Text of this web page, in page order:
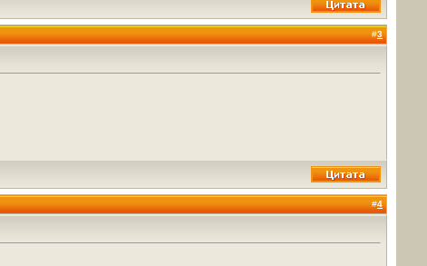
#3
#4